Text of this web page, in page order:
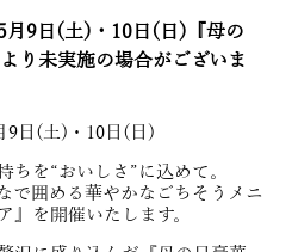
月9日(土)・10日(日)『母の
り未実施の場合がございま
9日(土)・10日(日)
ちを“おいしさ”に込めて。
で囲める華やかなごちそうメニ
』を開催いたします。